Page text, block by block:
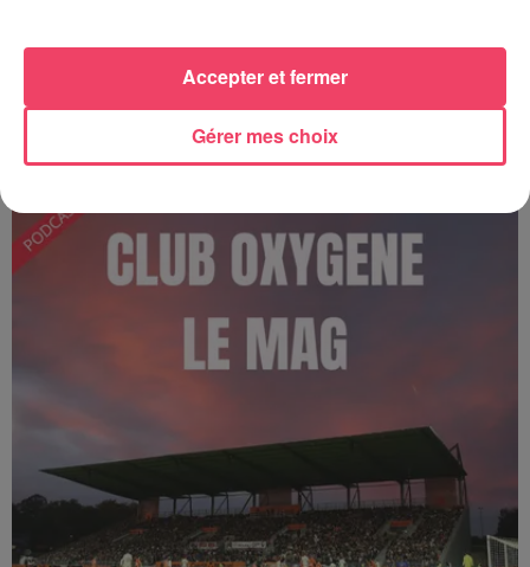
ANGERS FOOT - E29 : Angers Sco assure son maintien en Ligue 1 !
Gérer mes choix
Accepter et fermer